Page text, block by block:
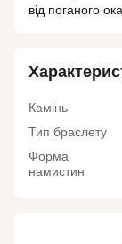
від поганого
Камінь
Тип браслету
Форма
намистин